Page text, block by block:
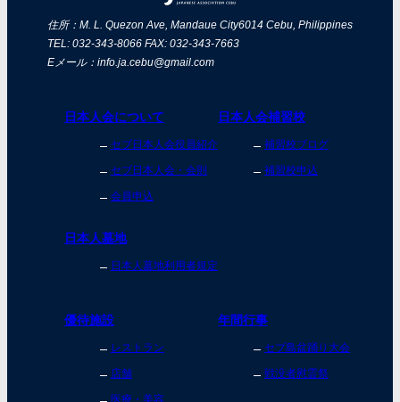
住所：M. L. Quezon Ave, Mandaue City6014 Cebu, Philippines
TEL: 032-343-8066 FAX: 032-343-7663
Eメール：info.ja.cebu@gmail.com
日本人会について
セブ日本人会役員紹介
セブ日本人会・会則
会員申込
日本人会補習校
補習校ブログ
補習校申込
日本人墓地
日本人墓地利用者規定
優待施設
レストラン
店舗
医療・美容
年間行事
セブ島盆踊り大会
戦没者慰霊祭